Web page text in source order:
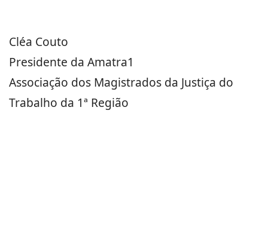
Cléa Couto
Presidente da Amatra1
Associação dos Magistrados da Justiça do
Trabalho da 1ª Região